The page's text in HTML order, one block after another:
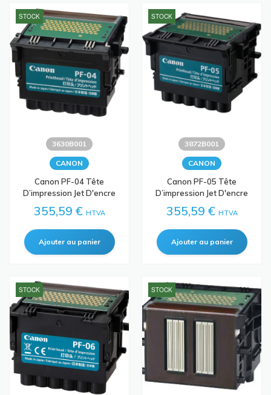
STOCK
3630B001
CANON
Canon PF-04 Tête
D’impression Jet D'encre
355,59 € HTVA
STOCK
3872B001
CANON
Canon PF-05 Tête
D’impression Jet D'encre
355,59 € HTVA
STOCK STOCK